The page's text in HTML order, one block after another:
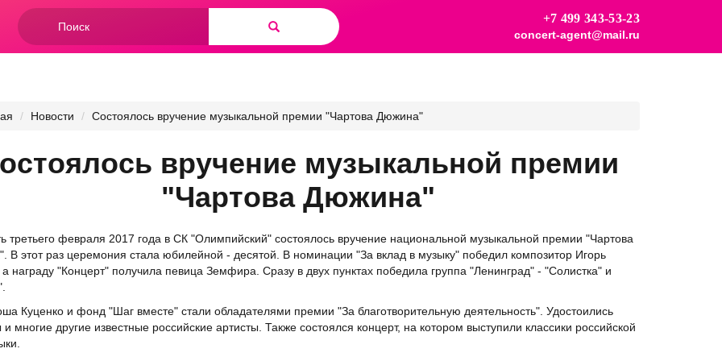
Форма
поиска
+7 499 343-53-23
concert-agent@mail.ru
Новости Состоялось вручение музыкальной премии "Чартова Дюжина"
вручение музыкальной премии
"Чартова Дюжина"
третьего февраля 2017 года в СК "Олимпийский" состоялось вручение национальной музыкальной премии "Чартова
В этот раз церемония стала юбилейной - десятой. В номинации "За вклад в музыку" победил композитор Игорь
награду "Концерт" получила певица Земфира . Сразу в двух пунктах победила группа "Ленинград" - "Солистка" и
Куценкои фонд "Шаг вместе" стали обладателями премии "За благотворительную деятельность". Удостоились
и многие другие известные российские артисты. Также состоялся концерт, на котором выступили классики российской